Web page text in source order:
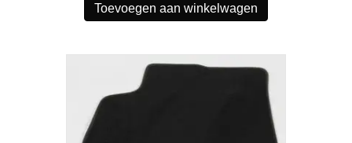
Toevoegen aan winkelwagen